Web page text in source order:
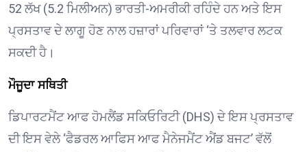
52 ਲੱਖ (5.2 ਮਿਲੀਅਨ) ਭਾਰਤੀ-ਅਮਰੀਕੀ ਰਹਿੰਦੇ ਹਨ ਅਤੇ ਇਸ
ਪ੍ਰਸਤਾਵ ਦੇ ਲਾਗੂ ਹੋਣ ਨਾਲ ਹਜ਼ਾਰਾਂ ਪਰਿਵਾਰਾਂ ‘ਤੇ ਤਲਵਾਰ ਲਟਕ
ਸਕਦੀ ਹੈ।
ਮੌਜੂਦਾ ਸਥਿਤੀ
ਡਿਪਾਰਟਮੈਂਟ ਆਫ ਹੋਮਲੈਂਡ ਸਕਿਓਰਿਟੀ (DHS) ਦੇ ਇਸ ਪ੍ਰਸਤਾਵ
ਦੀ ਇਸ ਵੇਲੇ ‘ਫੈਡਰਲ ਆਫਿਸ ਆਫ ਮੈਨੇਜਮੈਂਟ ਐਂਡ ਬਜਟ’ ਵੱਲੋਂ